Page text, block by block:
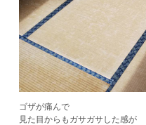
ゴザが痛んで
見た目からもガサガサした感が